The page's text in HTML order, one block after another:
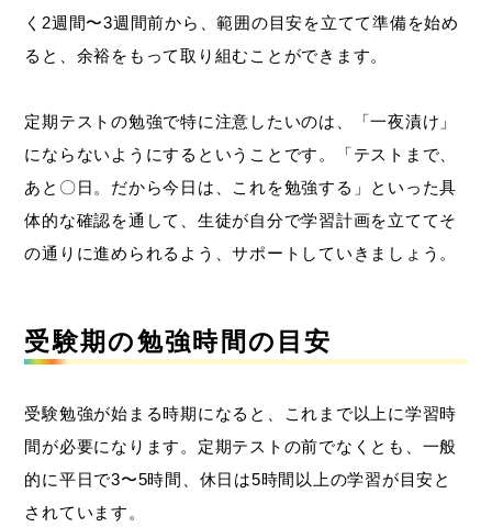
く2週間〜3週間前から、範囲の目安を立てて準備を始め
ると、余裕をもって取り組むことができます。
定期テストの勉強で特に注意したいのは、「一夜漬け」
にならないようにするということです。「テストまで、
あと〇日。だから今日は、これを勉強する」といった具
体的な確認を通して、生徒が自分で学習計画を立ててそ
の通りに進められるよう、サポートしていきましょう。
受験期の勉強時間の目安
受験勉強が始まる時期になると、これまで以上に学習時
間が必要になります。定期テストの前でなくとも、一般
的に平日で3〜5時間、休日は5時間以上の学習が目安と
されています。